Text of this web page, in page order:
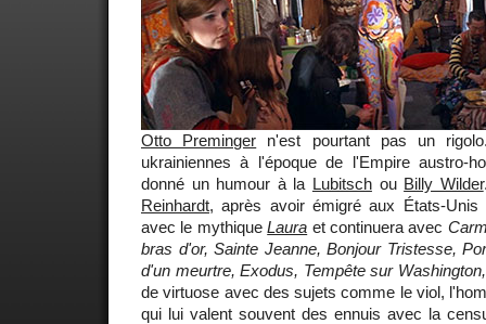
Otto Preminger n'est pourtant pas un
ukrainiennes à l'époque de l'Empire austro-
donné un humour à la Lubitschou Billy Wilder
Reinhardt, après avoir émigré aux États-Unis
avec le mythiqueLaura et continuera avec
bras d'or, Sainte Jeanne, Bonjour Tristesse,
d'un meurtre, Exodus, Tempête sur
de virtuose avec des sujets comme le viol,
qui lui valent souvent des ennuis avec la